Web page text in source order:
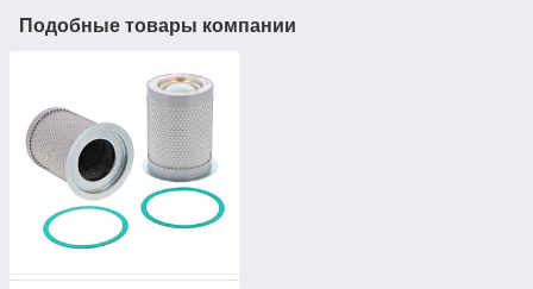
Подобные товары компании